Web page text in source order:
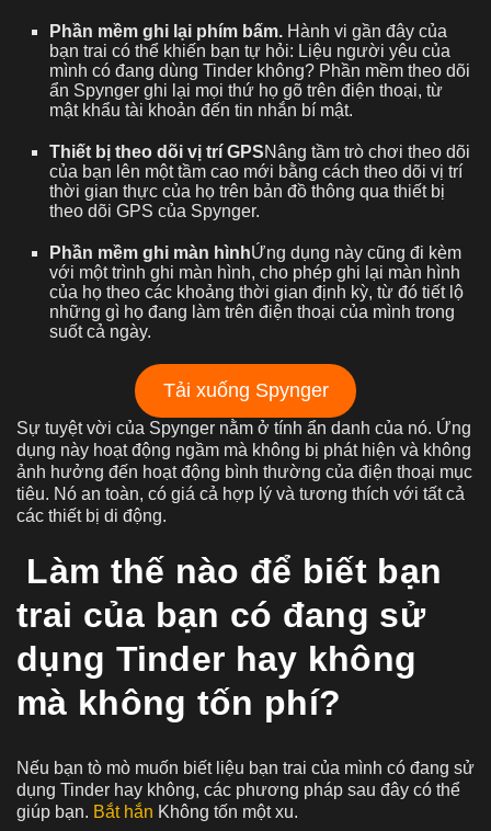
Phần mềm ghi lại phím bấm. Hành vi gần đây của
bạn trai có thể khiến bạn tự hỏi: Liệu người yêu của
mình có đang dùng Tinder không? Phần mềm theo dõi
ẩn Spynger ghi lại mọi thứ họ gõ trên điện thoại, từ
mật khẩu tài khoản đến tin nhắn bí mật.
Thiết bị theo dõi vị trí GPSNâng tầm trò chơi theo dõi
của bạn lên một tầm cao mới bằng cách theo dõi vị trí
thời gian thực của họ trên bản đồ thông qua thiết bị
theo dõi GPS của Spynger.
Phần mềm ghi màn hìnhỨng dụng này cũng đi kèm
với một trình ghi màn hình, cho phép ghi lại màn hình
của họ theo các khoảng thời gian định kỳ, từ đó tiết lộ
những gì họ đang làm trên điện thoại của mình trong
suốt cả ngày.
Tải xuống Spynger
Sự tuyệt vời của Spynger nằm ở tính ẩn danh của nó. Ứng
dụng này hoạt động ngầm mà không bị phát hiện và không
ảnh hưởng đến hoạt động bình thường của điện thoại mục
tiêu. Nó an toàn, có giá cả hợp lý và tương thích với tất cả
các thiết bị di động.
Làm thế nào để biết bạn
trai của bạn có đang sử
dụng Tinder hay không
mà không tốn phí?
Nếu bạn tò mò muốn biết liệu bạn trai của mình có đang sử
dụng Tinder hay không, các phương pháp sau đây có thể
giúp bạn. Bắt hắn Không tốn một xu.